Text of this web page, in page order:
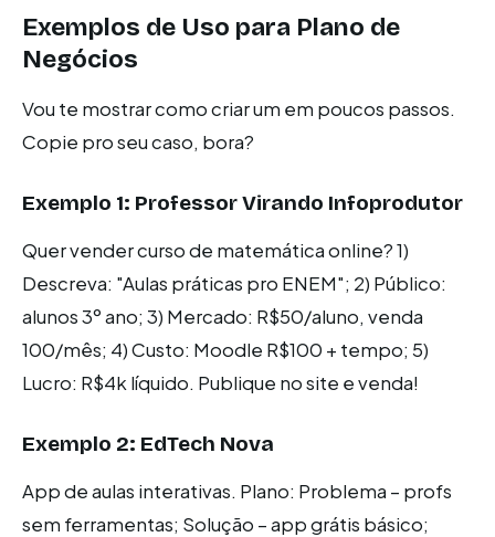
Exemplos de Uso para Plano de
Negócios
Vou te mostrar como criar um em poucos passos.
Copie pro seu caso, bora?
Exemplo 1: Professor Virando Infoprodutor
Quer vender curso de matemática online? 1)
Descreva: "Aulas práticas pro ENEM"; 2) Público:
alunos 3º ano; 3) Mercado: R$50/aluno, venda
100/mês; 4) Custo: Moodle R$100 + tempo; 5)
Lucro: R$4k líquido. Publique no site e venda!
Exemplo 2: EdTech Nova
App de aulas interativas. Plano: Problema – profs
sem ferramentas; Solução – app grátis básico;